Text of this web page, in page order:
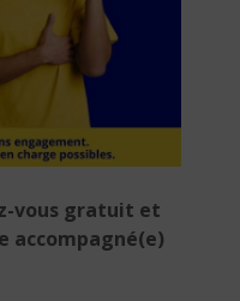
vous gratuit et
accompagné(e)